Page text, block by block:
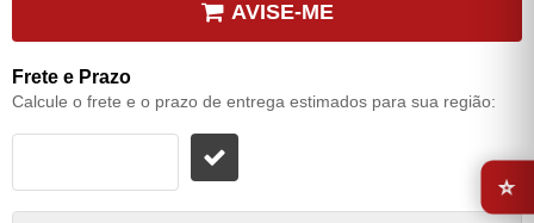
AVISE-ME
Frete e Prazo
Calcule o frete e o prazo de entrega estimados para sua região:
⭐